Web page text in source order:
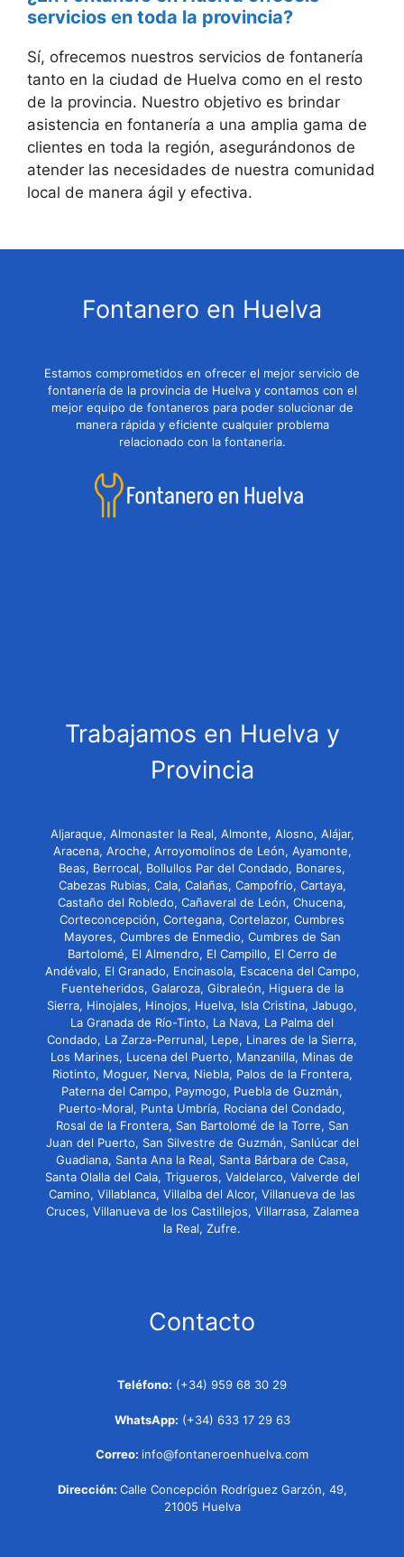
servicios en toda la provincia?
Sí, ofrecemos nuestros servicios de fontanería
tanto en la ciudad de Huelva como en el resto
de la provincia. Nuestro objetivo es brindar
asistencia en fontanería a una amplia gama de
clientes en toda la región, asegurándonos de
atender las necesidades de nuestra comunidad
local de manera ágil y efectiva.
Fontanero en Huelva
Estamos comprometidos en ofrecer el mejor servicio de
fontanería de la provincia de Huelva y contamos con el
mejor equipo de fontaneros para poder solucionar de
manera rápida y eficiente cualquier problema
relacionado con la fontaneria.
Trabajamos en Huelva y
Provincia
Aljaraque, Almonaster la Real, Almonte, Alosno, Alájar,
Aracena, Aroche, Arroyomolinos de León, Ayamonte,
Beas, Berrocal, Bollullos Par del Condado, Bonares,
Cabezas Rubias, Cala, Calañas, Campofrío, Cartaya,
Castaño del Robledo, Cañaveral de León, Chucena,
Corteconcepción, Cortegana, Cortelazor, Cumbres
Mayores, Cumbres de Enmedio, Cumbres de San
Bartolomé, El Almendro, El Campillo, El Cerro de
Andévalo, El Granado, Encinasola, Escacena del Campo,
Fuenteheridos, Galaroza, Gibraleón, Higuera de la
Sierra, Hinojales, Hinojos, Huelva, Isla Cristina, Jabugo,
La Granada de Río-Tinto, La Nava, La Palma del
Condado, La Zarza-Perrunal, Lepe, Linares de la Sierra,
Los Marines, Lucena del Puerto, Manzanilla, Minas de
Riotinto, Moguer, Nerva, Niebla, Palos de la Frontera,
Paterna del Campo, Paymogo, Puebla de Guzmán,
Puerto-Moral, Punta Umbría, Rociana del Condado,
Rosal de la Frontera, San Bartolomé de la Torre, San
Juan del Puerto, San Silvestre de Guzmán, Sanlúcar del
Guadiana, Santa Ana la Real, Santa Bárbara de Casa,
Santa Olalla del Cala, Trigueros, Valdelarco, Valverde del
Camino, Villablanca, Villalba del Alcor, Villanueva de las
Cruces, Villanueva de los Castillejos, Villarrasa, Zalamea
la Real, Zufre.
Contacto
Teléfono: (+34) 959 68 30 29
WhatsApp: (+34) 633 17 29 63
Correo: info@fontaneroenhuelva.com
Dirección: Calle Concepción Rodríguez Garzón, 49,
21005 Huelva